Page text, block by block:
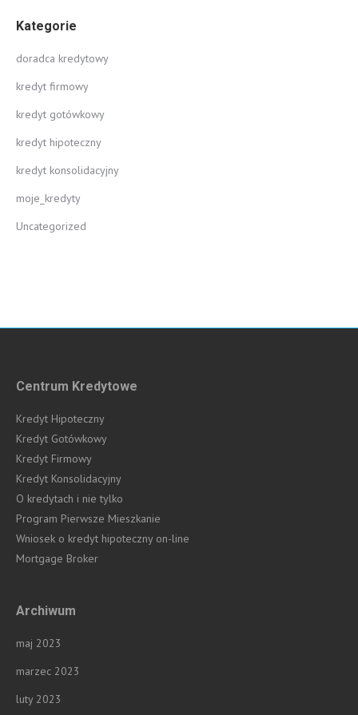
Kategorie
doradca kredytowy
kredyt firmowy
kredyt gotówkowy
kredyt hipoteczny
kredyt konsolidacyjny
moje_kredyty
Uncategorized
Centrum Kredytowe
Kredyt Hipoteczny
Kredyt Gotówkowy
Kredyt Firmowy
Kredyt Konsolidacyjny
O kredytach i nie tylko
Program Pierwsze Mieszkanie
Wniosek o kredyt hipoteczny on-line
Mortgage Broker
Archiwum
maj 2023
marzec 2023
luty 2023